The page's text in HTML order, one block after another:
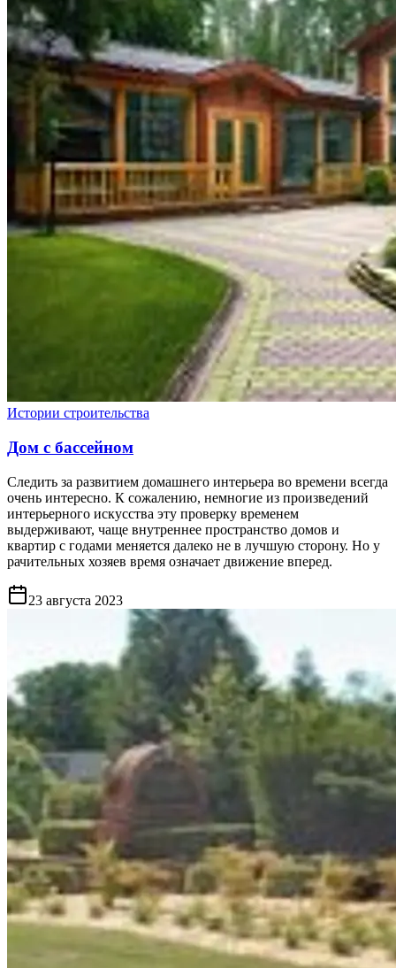
Истории строительства
Дом с бассейном
Следить за развитием домашнего интерьера во времени всегда
очень интересно. К сожалению, немногие из произведений
интерьерного искусства эту проверку временем
выдерживают, чаще внутреннее пространство домов и
квартир с годами меняется далеко не в лучшую сторону. Но у
рачительных хозяев время означает движение вперед.
23 августа 2023